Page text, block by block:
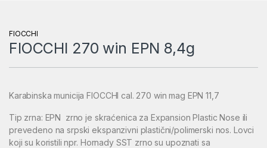
FIOCCHI
FIOCCHI 270 win EPN 8,4g
Karabinska municija FIOCCHI cal. 270 win mag EPN 11,7
Tip zrna: EPN zrno je skraćenica za Expansion Plastic Nose ili
prevedeno na srpski ekspanzivni plastični/polimerski nos. Lovci
koji su koristili npr. Hornady SST zrno su upoznati sa